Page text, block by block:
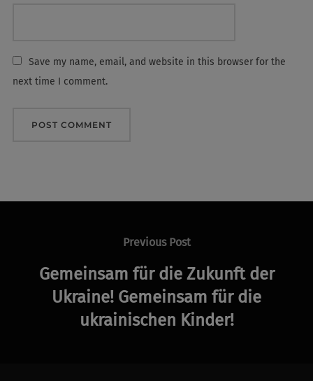
Save my name, email, and website in this browser for the
next time I comment.
Previous
Previous Post
Gemeinsam für die Zukunft der
Ukraine! Gemeinsam für die
ukrainischen Kinder!